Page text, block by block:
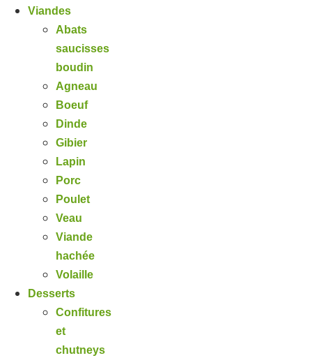
Viandes
Abats
saucisses
boudin
Agneau
Boeuf
Dinde
Gibier
Lapin
Porc
Poulet
Veau
Viande
hachée
Volaille
Desserts
Confitures
et
chutneys